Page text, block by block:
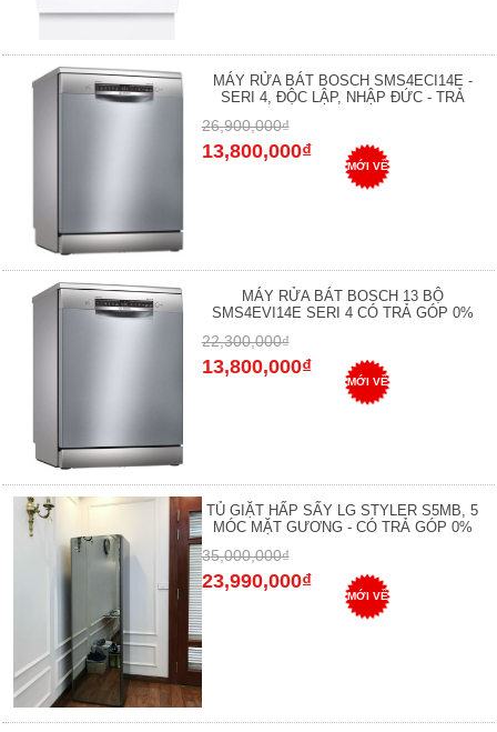
MÁY RỬA BÁT BOSCH SMS4ECI14E -
SERI 4, ĐỘC LẬP, NHẬP ĐỨC - TRẢ
26,900,000₫
13,800,000₫
MỚI VỀ
MÁY RỬA BÁT BOSCH 13 BỘ
SMS4EVI14E SERI 4 CÓ TRẢ GÓP 0%
22,300,000₫
13,800,000₫
MỚI VỀ
TỦ GIẶT HẤP SẤY LG STYLER S5MB, 5
MÓC MẶT GƯƠNG - CÓ TRẢ GÓP 0%
35,000,000₫
23,990,000₫
MỚI VỀ